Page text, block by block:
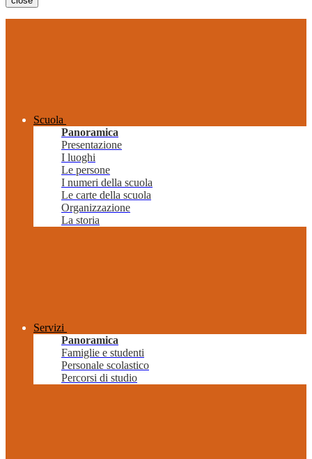
Scuola
Panoramica
Presentazione
I luoghi
Le persone
I numeri della scuola
Le carte della scuola
Organizzazione
La storia
Servizi
Panoramica
Famiglie e studenti
Personale scolastico
Percorsi di studio